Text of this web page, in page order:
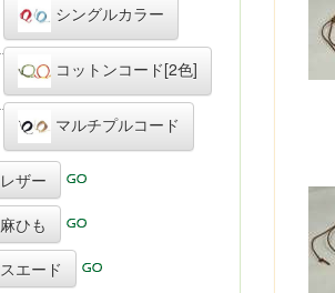
シングルカラー
コットンコード[2色]
マルチプルコード
レザー
麻ひも
スエード